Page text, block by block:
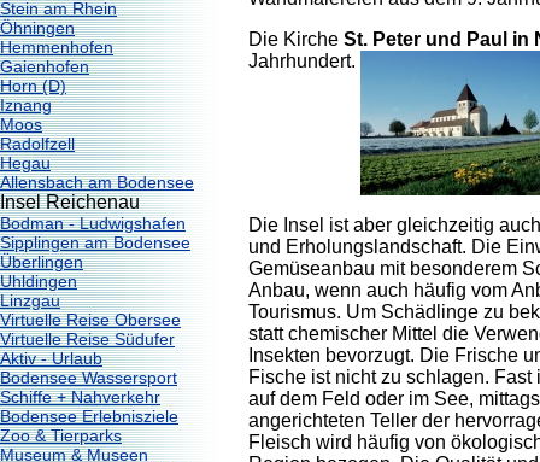
Stein am Rhein
Öhningen
Hemmenhofen
Gaienhofen
Horn (D)
Iznang
Moos
Radolfzell
Hegau
Allensbach am Bodensee
Insel Reichenau
Bodman - Ludwigshafen
Sipplingen am Bodensee
Überlingen
Uhldingen
Linzgau
Virtuelle Reise Obersee
Virtuelle Reise Südufer
Aktiv - Urlaub
Bodensee Wassersport
Schiffe + Nahverkehr
Bodensee Erlebnisziele
Zoo & Tierparks
Museum & Museen
Die Kirche St. Peter und Paul in
Jahrhundert.
Die Insel ist aber gleichzeitig
und Erholungslandschaft. Die
Gemüseanbau mit besonderem
Anbau, wenn auch häufig vom
Tourismus. Um Schädlinge zu
statt chemischer Mittel die
Insekten bevorzugt. Die Frische
Fische ist nicht zu schlagen.
auf dem Feld oder im See,
angerichteten Teller der
Fleisch wird häufig von